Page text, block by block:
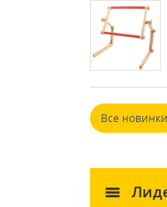
Все новинки